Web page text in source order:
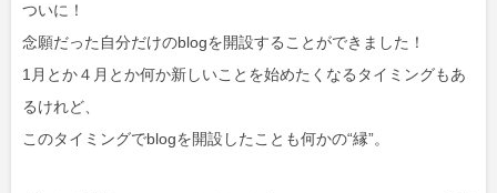
ついに！
念願だった自分だけのblogを開設することができました！
1月とか４月とか何か新しいことを始めたくなるタイミングもあ
るけれど、
このタイミングでblogを開設したことも何かの“縁”。